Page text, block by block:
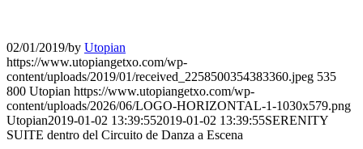
02/01/2019/by Utopian
https://www.utopiangetxo.com/wp-
content/uploads/2019/01/received_2258500354383360.jpeg 535
800 Utopian https://www.utopiangetxo.com/wp-
content/uploads/2026/06/LOGO-HORIZONTAL-1-1030x579.png
Utopian2019-01-02 13:39:552019-01-02 13:39:55SERENITY
SUITE dentro del Circuito de Danza a Escena